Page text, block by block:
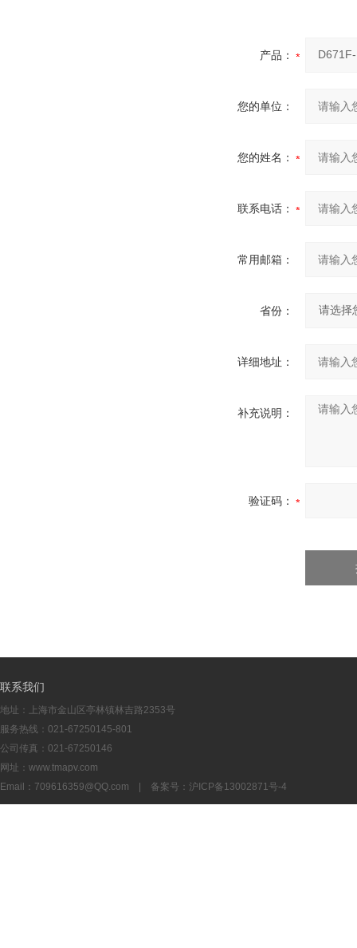
产品：
您的单位：
您的姓名：
联系电话：
常用邮箱：
省份：
详细地址：
补充说明：
验证码：
联系我们
地址：上海市金山区亭林镇林吉路2353号
服务热线：021-67250145-801
公司传真：021-67250146
网址：www.tmapv.com
Email： 709616359@QQ.com | 备案号： 沪ICP备13002871号-4